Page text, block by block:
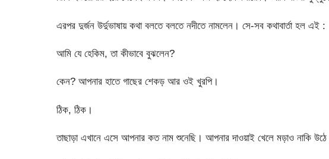
এরপর দুর্জন উর্দুভাষায় কথা বলতে বলতে নদীতে নামলেন। সে-সব কথাবার্তা হল এই :
আমি যে হেকিম, তা কীভাবে বুঝলেন?
কেন? আপনার হাতে গাছের শেকড় আর ওই খুরপি।
ঠিক, ঠিক।
তাছাড়া এখানে এসে আপনার কত নাম শুনেছি। আপনার দাওয়াই খেলে মড়াও নাকি